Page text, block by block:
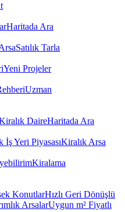
Haritada Ara
Satılık Tarla
Yeni Projeler
Uzman
DaireHaritada Ara
İş Yeri PiyasasıKiralık Arsa
Kiralama
KonutlarHızlı Geri Dönüşlü
ArsalarUygun m² Fiyatlı